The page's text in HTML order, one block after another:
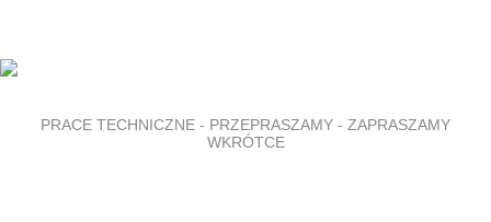
PRACE TECHNICZNE - PRZEPRASZAMY - ZAPRASZAMY
WKRÓTCE